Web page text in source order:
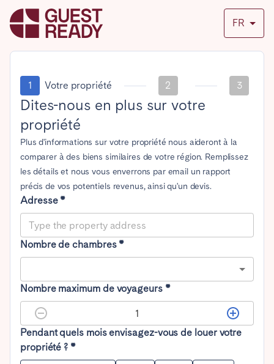
FR
1 Votre propriété 2 3
Dites-nous en plus sur votre
propriété
Plus d'informations sur votre propriété nous aideront à la
comparer à des biens similaires de votre région. Remplissez
les détails et nous vous enverrons par email un rapport
précis de vos potentiels revenus, ainsi qu'un devis.
Adresse *
Nombre de chambres *
Nombre maximum de voyageurs *
Pendant quels mois envisagez-vous de louer votre
propriété ? *